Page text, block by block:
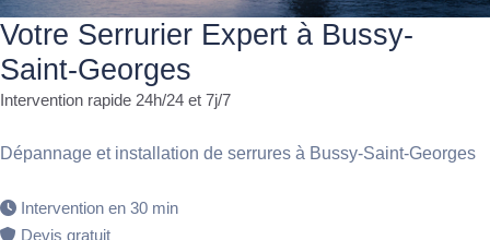
Votre Serrurier Expert à Bussy-
Saint-Georges
Intervention rapide 24h/24 et 7j/7
Dépannage et installation de serrures à Bussy-Saint-Georges
Intervention en 30 min
Devis gratuit